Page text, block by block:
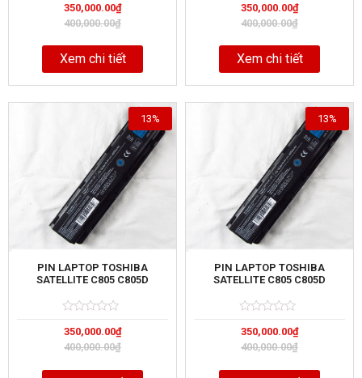
0
out
of
400,000.00₫
350,000.00₫
Xem chi tiết
0
out
of
400,000.00₫
350,000.00₫
Xem chi tiết
PIN LAPTOP TOSHIBA
SATELLITE C805 C805D
0
out
of
400,000.00₫
350,000.00₫
13%
PIN LAPTOP TOSHIBA
SATELLITE C805 C805D
0
out
of
400,000.00₫
350,000.00₫
13%